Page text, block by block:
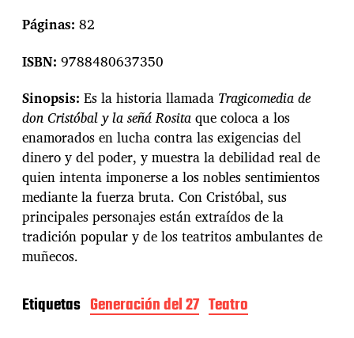
Páginas: 82
ISBN: 9788480637350
Sinopsis: Es la historia llamada Tragicomedia de
don Cristóbal y la señá Rositaque coloca a los
enamorados en lucha contra las exigencias del
dinero y del poder, y muestra la debilidad real de
quien intenta imponerse a los nobles sentimientos
mediante la fuerza bruta. Con Cristóbal, sus
principales personajes están extraídos de la
tradición popular y de los teatritos ambulantes de
muñecos.
Etiquetas Generación del 27 Teatro